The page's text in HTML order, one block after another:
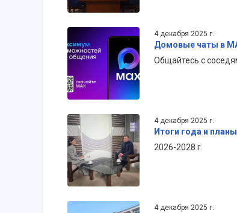
4 декабря 2025 г.
Домовые чаты в
Общайтесь с
4 декабря 2025 г.
Итоги года и
2026-2028 г.
4 декабря 2025 г.